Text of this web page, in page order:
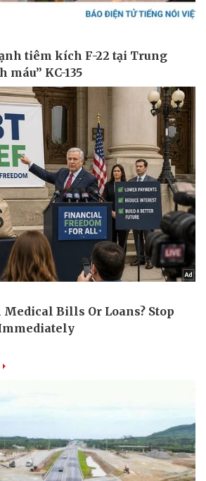
Xe máy